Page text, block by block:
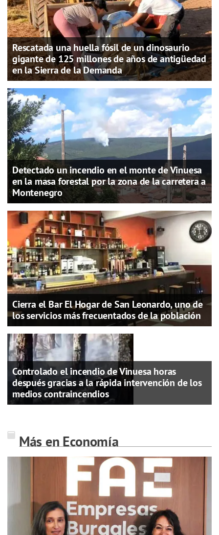
Rescatada una huella fósil de un dinosaurio
gigante de 125 millones de años de antigüedad
en la Sierra de la Demanda
Detectado un incendio en el monte de Vinuesa
en la masa forestal por la zona de la carretera a
Montenegro
Cierra el Bar El Hogar de San Leonardo, uno de
los servicios más frecuentados de la población
Controlado el incendio de Vinuesa horas
después gracias a la rápida intervención de los
medios contraincendios
Más en Economía